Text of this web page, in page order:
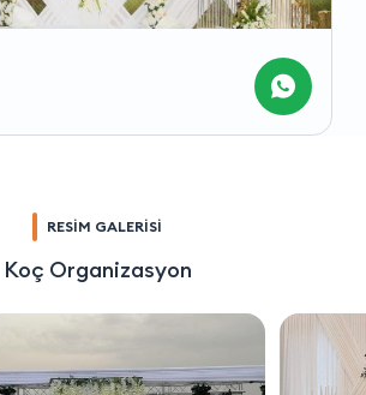
RESİM GALERİSİ
Koç Organizasyon